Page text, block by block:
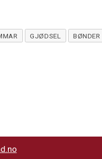
GJØDSEL BØNDER